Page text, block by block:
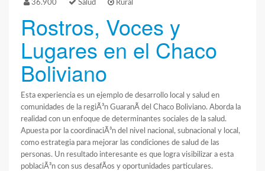
36.900 Salud Rural
Rostros, Voces y
Lugares en el Chaco
Boliviano
Esta experiencia es un ejemplo de desarrollo local y salud en
comunidades de la regiÃ³n GuaranÃ­ del Chaco Boliviano. Aborda la
realidad con un enfoque de determinantes sociales de la salud.
Apuesta por la coordinaciÃ³n del nivel nacional, subnacional y local,
como estrategia para mejorar las condiciones de salud de las
personas. Un resultado interesante es que logra visibilizar a esta
poblaciÃ³n con sus desafÃ­os y oportunidades particulares.